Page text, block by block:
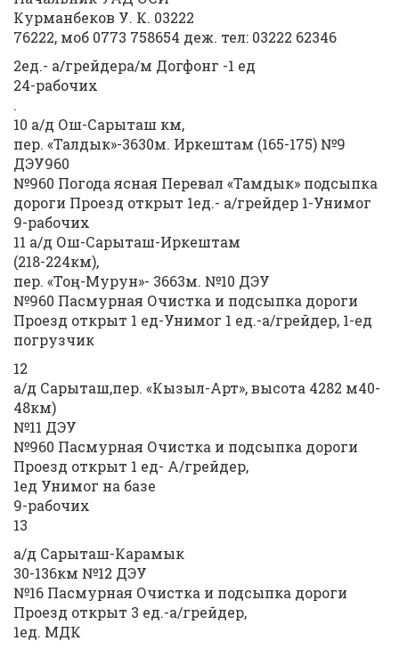
Курманбеков У. К. 03222
76222, моб 0773 758654 деж. тел: 03222 62346
2ед.- а/грейдера/м Догфонг -1 ед
24-рабочих
.
10 а/д Ош-Сарыташ км,
пер. «Талдык»-3630м. Иркештам (165-175) №9
ДЭУ960
№960 Погода ясная Перевал «Тамдык» подсыпка
дороги Проезд открыт 1ед.- а/грейдер 1-Унимог
9-рабочих
11 а/д Ош-Сарыташ-Иркештам
(218-224км),
пер. «Тоң-Мурун»- 3663м. №10 ДЭУ
№960 Пасмурная Очистка и подсыпка дороги
Проезд открыт 1 ед-Унимог 1 ед.-а/грейдер, 1-ед
погрузчик
12
а/д Сарыташ,пер. «Кызыл-Арт», высота 4282 м40-
48км)
№11 ДЭУ
№960 Пасмурная Очистка и подсыпка дороги
Проезд открыт 1 ед- А/грейдер,
1ед Унимог на базе
9-рабочих
13
а/д Сарыташ-Карамык
30-136км №12 ДЭУ
№16 Пасмурная Очистка и подсыпка дороги
Проезд открыт 3 ед.-а/грейдер,
1ед. МДК